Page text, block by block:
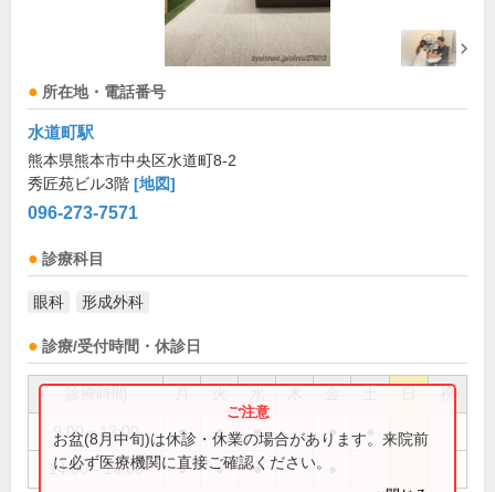
所在地・電話番号
水道町駅
熊本県熊本市中央区水道町8-2
秀匠苑ビル3階 [地図]
096-273-7571
診療科目
眼科 形成外科
診療/受付時間・休診日
祝
9:00～13:00 ● ● ● ●
14:00～18:00 ● ● ●
お盆(8月中旬)は休診・休業の場合があります。来院前
に必ず医療機関に直接ご確認ください。